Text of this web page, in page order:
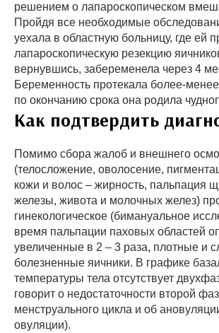
решением о лапароскопическом
Пройдя все необходимые
уехала в областную больницу, где ей
лапароскопическую резекцию
вернувшись, забеременела через 4
Беременность протекала более-
по окончанию срока она родила
Как подтвердить
Помимо сбора жалоб и внешнего
(телосложение, оволосение,
кожи и волос – жирность, пальпация
железы, живота и молочных желез)
гинекологическое (бимануальное
время пальпации паховых областей
увеличенные в 2 – 3 раза, плотные и
болезненные яичники. В графике
температуры тела отсутствует
говорит о недостаточности второй
менструального цикла и об
овуляции).